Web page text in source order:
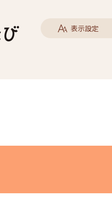
表示設定